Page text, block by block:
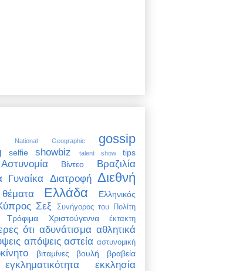
National Geographic gossip
selfie showbiz talent show
tips
Αστυνομία Βίντεο
Βραζιλία
Γυναίκα Διατροφή Διεθνή
Ελλάδα
Ελληνικός
Σεξ Συνήγορος του Πολίτη
Τρόφιμα Χριστούγεννα
έκτακτη
ότι αδυνάτισμα αθλητικά
απόψεις αστεία αστυνομική
βιταμίνες βουλή βραβεία
εγκληματικότητα
εκκλησία